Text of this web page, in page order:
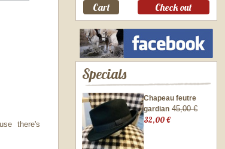
there's
Cart Check out
Specials
Chapeau feutre
gardian 45,00 €
32,00 €